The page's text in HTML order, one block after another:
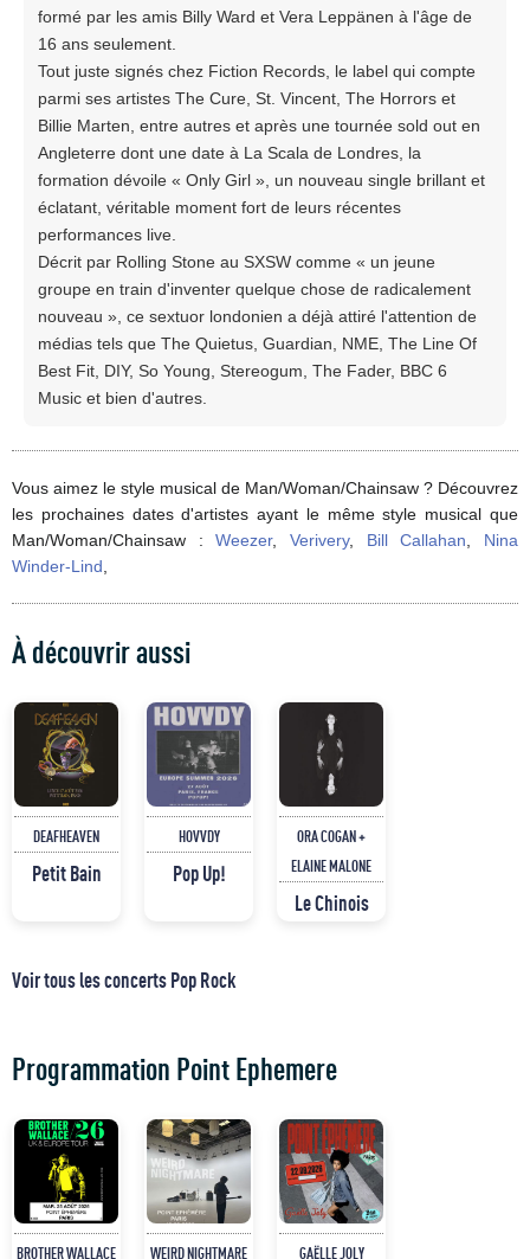
formé par les amis Billy Ward et Vera Leppänen à l'âge de
16 ans seulement.
Tout juste signés chez Fiction Records, le label qui compte
parmi ses artistes The Cure, St. Vincent, The Horrors et
Billie Marten, entre autres et après une tournée sold out en
Angleterre dont une date à La Scala de Londres, la
formation dévoile « Only Girl », un nouveau single brillant et
éclatant, véritable moment fort de leurs récentes
performances live.
Décrit par Rolling Stone au SXSW comme « un jeune
groupe en train d'inventer quelque chose de radicalement
nouveau », ce sextuor londonien a déjà attiré l'attention de
médias tels que The Quietus, Guardian, NME, The Line Of
Best Fit, DIY, So Young, Stereogum, The Fader, BBC 6
Music et bien d'autres.
Vous aimez le style musical de Man/Woman/Chainsaw ? Découvrez
les prochaines dates d'artistes ayant le même style musical que
Man/Woman/Chainsaw :Weezer,Verivery, Bill Callahan
Nina
Winder-Lind
À découvrir aussi
DEAFHEAVEN
Petit Bain
HOVVDY
Pop Up!
ORA COGAN +
ELAINE MALONE
Le Chinois
Voir tous les concerts Pop Rock
Programmation Point Ephemere
BROTHER WALLACE WEIRD NIGHTMARE GAËLLE JOLY